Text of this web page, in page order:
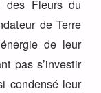
des Fleurs du
de Terre
de leur
pas s’investir
condensé leur